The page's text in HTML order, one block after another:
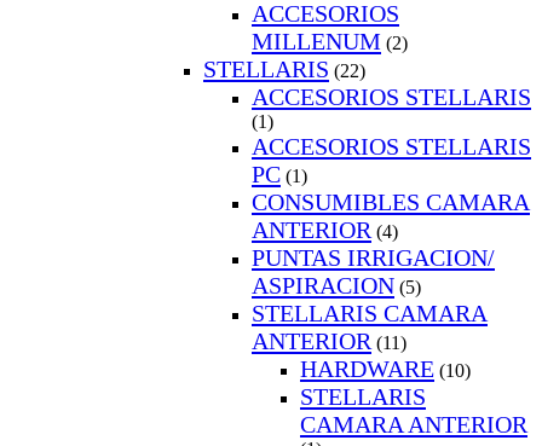
ACCESORIOS
MILLENUM (2)
STELLARIS (22)
ACCESORIOS STELLARIS
(1)
ACCESORIOS STELLARIS
PC (1)
CONSUMIBLES CAMARA
ANTERIOR (4)
PUNTAS IRRIGACION/
ASPIRACION (5)
STELLARIS CAMARA
ANTERIOR (11)
HARDWARE (10)
STELLARIS
CAMARA ANTERIOR